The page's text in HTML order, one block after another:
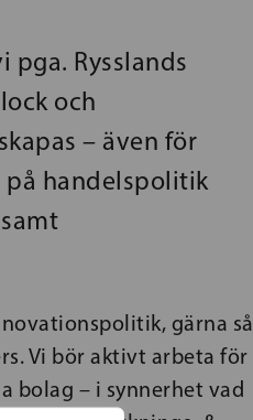
Rysslands
och
– även för
på handelspolitik
gärna så
Vi bör aktivt arbeta för
bolag – i synnerhet vad